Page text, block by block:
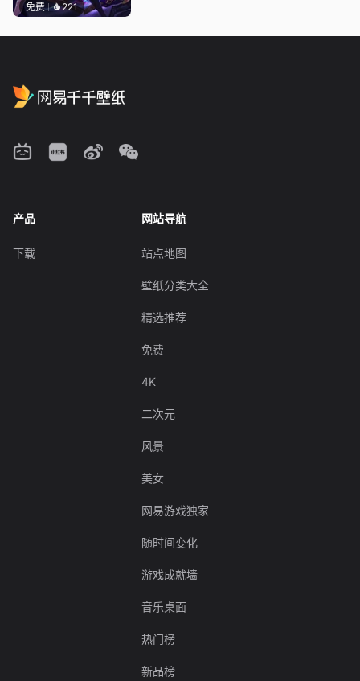
免费 221
产品
下载
网站导航
站点地图
壁纸分类大全
精选推荐
免费
4K
二次元
风景
美女
网易游戏独家
随时间变化
游戏成就墙
音乐桌面
热门榜
新品榜